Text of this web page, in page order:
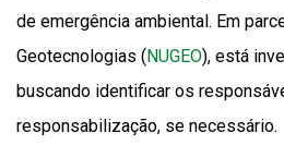
de emergência ambiental. Em
Geotecnologias (NUGEO), está
buscando identificar os
responsabilização, se necessário.